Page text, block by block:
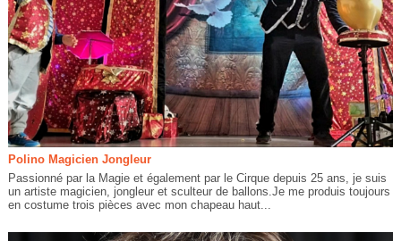
Polino Magicien Jongleur
Passionné par la Magie et également par le Cirque depuis 25 ans, je suis
un artiste magicien, jongleur et sculteur de ballons.Je me produis toujours
en costume trois pièces avec mon chapeau haut...